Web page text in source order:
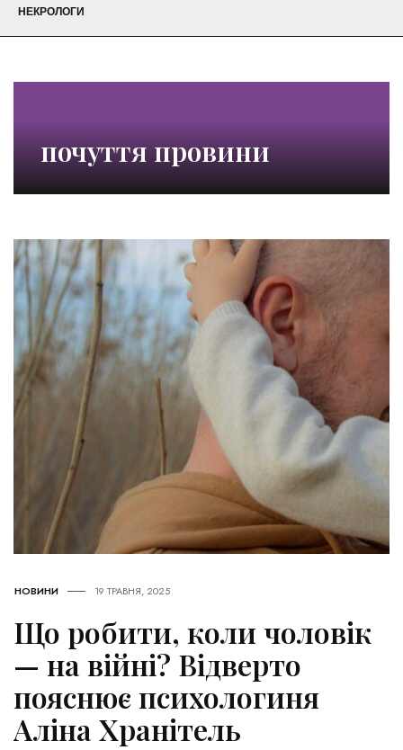
НЕКРОЛОГИ
почуття провини
НОВИНИ 19 ТРАВНЯ, 2025
Що робити, коли чоловік
— на війні? Відверто
пояснює психологиня
Аліна Хранітель